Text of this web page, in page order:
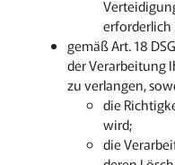
erforderlich
gemäß Art. 18
der Verarbeitung
zu verlangen,
die
wird;
die